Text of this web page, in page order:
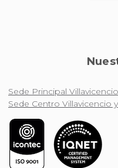
Sede Principal
Sede Centro Villavicencio